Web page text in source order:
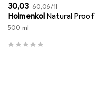
EUR
30,03 EUR
60,06/1l
Holmenkol Natural Proof
500 ml